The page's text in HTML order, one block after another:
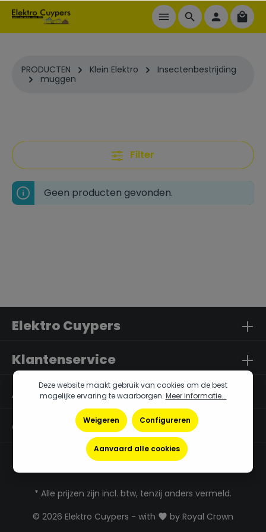
PRODUCTEN Klein Elektro
Insectenbestrijding
muggen
Filter
Geen producten gevonden.
Elektro Cuypers
Klantenservice
Algemene Info
Openingsuren
© 2026 Elektro Cuypers - with byRoyal Crown
* Alle prijzen zijn incl. btw, tenzij anders vermeld.
Deze website maakt gebruik van cookies om de best
mogelijke ervaring te waarborgen. Meer informatie...
Weigeren Configureren
Aanvaard alle cookies